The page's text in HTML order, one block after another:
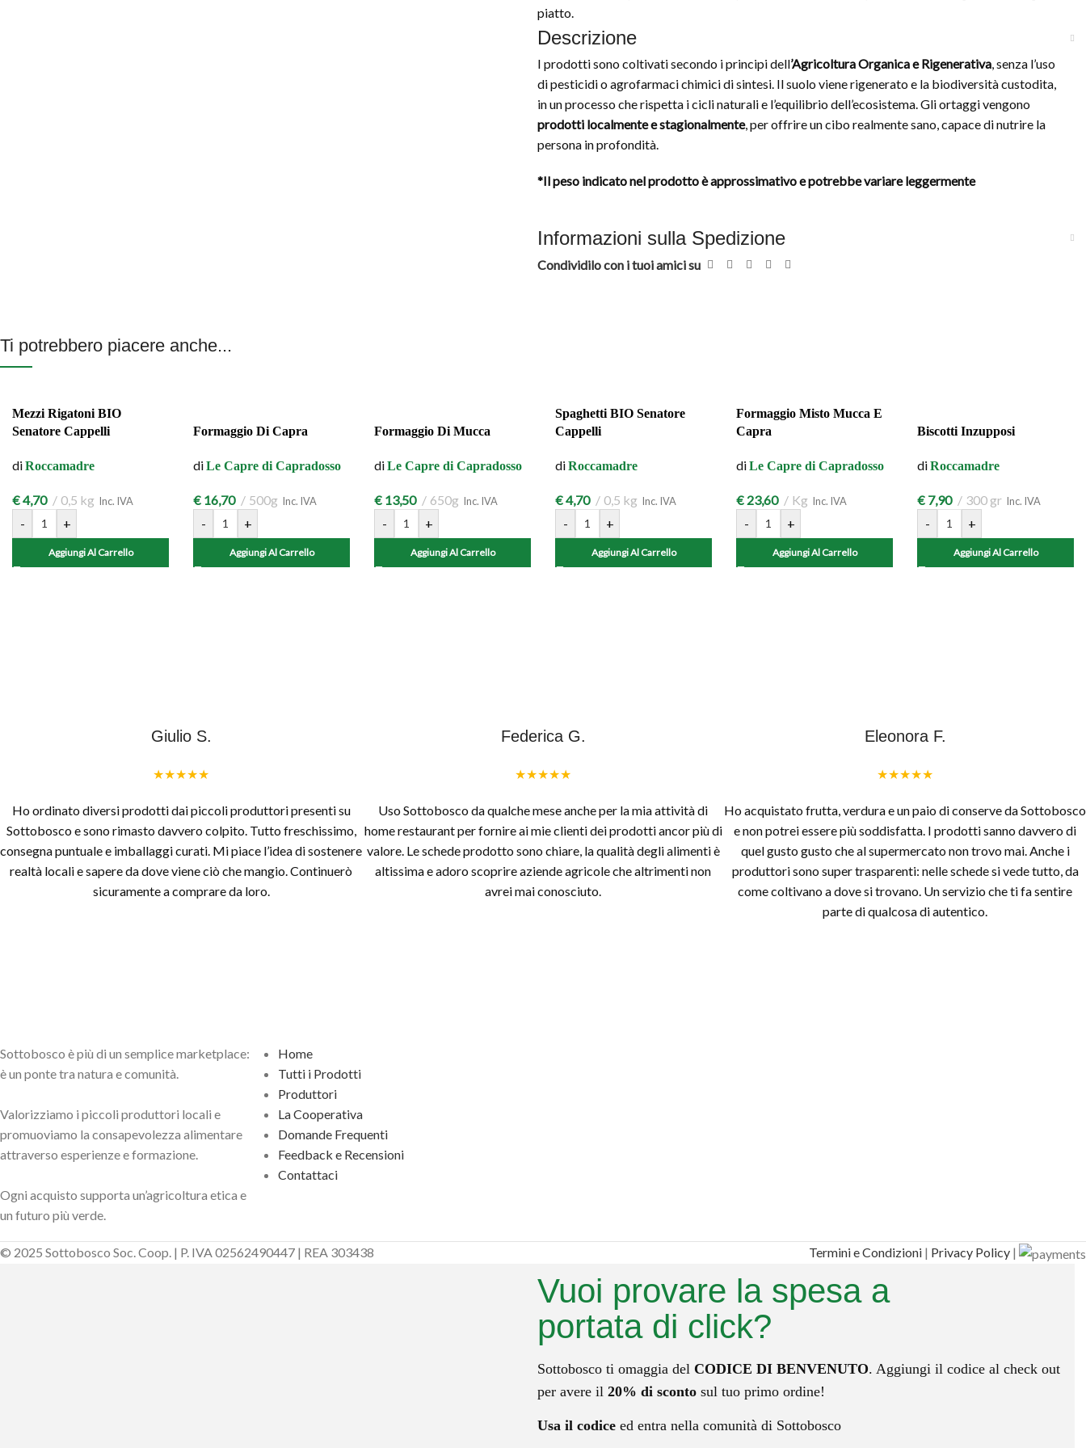
piatto.
Descrizione
I prodottisonocoltivatisecondo iprincipidell’AgricolturaOrganicaeRigenerativa senza l’uso
dipesticidioagrofarmacichimicidisintesi. Ilsuolovienerigeneratoe la biodiversitàcustodita,
inunprocessocherispetta iciclinaturalie l’equilibriodell’ecosistema. Gliortaggivengono
prodotti localmenteestagionalmente, peroffrireunciborealmentesano, capacedinutrire la
persona inprofondità.
*Il peso indicato nel prodotto è approssimativo e potrebbe variare leggermente
Informazioni sulla Spedizione
Condividilo con i tuoi amici su
Ti potrebbero piacere anche...
Mezzi Rigatoni BIO
Senatore Cappelli
diRoccamadre
€4,70 0,5 kg Inc. IVA
- +
Aggiungi Al Carrello
Formaggio Di Capra
diLe Capre di Capradosso
€ 16,70 500g Inc. IVA
- +
Aggiungi Al Carrello
Formaggio Di Mucca
diLe Capre di Capradosso
€ 13,50 650g Inc. IVA
- +
Aggiungi Al Carrello
Spaghetti BIO Senatore
Cappelli
diRoccamadre
€4,70 0,5 kg Inc. IVA
- +
Aggiungi Al Carrello
Formaggio Misto Mucca E
Capra
diLe Capre di Capradosso
€ 23,60 Kg Inc. IVA
- +
Aggiungi Al Carrello
Biscotti Inzupposi
diRoccamadre
€ 7,90 300 gr Inc. IVA
- +
Aggiungi Al Carrello
Giulio S.
★★★★★
Ho ordinato diversi prodotti dai piccoli produttori presenti su
Sottobosco e sono rimasto davvero colpito. Tutto freschissimo,
consegna puntuale e imballaggi curati. Mi piace l’idea di sostenere
realtà locali e sapere da dove viene ciò che mangio. Continuerò
sicuramente a comprare da loro.
Federica G.
★★★★★
Uso Sottobosco da qualche mese anche per la mia attività di
home restaurant per fornire ai mie clienti dei prodotti ancor più di
valore. Le schede prodotto sono chiare, la qualità degli alimenti è
altissima e adoro scoprire aziende agricole che altrimenti non
avrei mai conosciuto.
Eleonora F.
★★★★★
Ho acquistato frutta, verdura e un paio di conserve da Sottobosco
e non potrei essere più soddisfatta. I prodotti sanno davvero di
quel gusto gusto che al supermercato non trovo mai. Anche i
produttori sono super trasparenti: nelle schede si vede tutto, da
come coltivano a dove si trovano. Un servizio che ti fa sentire
parte di qualcosa di autentico.
Sottobosco è più di un semplice marketplace:
è un ponte tra natura e comunità.
Valorizziamo i piccoli produttori locali e
promuoviamo la consapevolezza alimentare
attraverso esperienze e formazione.
Ogni acquisto supporta un’agricoltura etica e
un futuro più verde.
Home
Tutti i Prodotti
Produttori
La Cooperativa
Domande Frequenti
Feedback e Recensioni
Contattaci
© 2025 Sottobosco Soc. Coop. | P. IVA 02562490447 | REA 303438 Termini e Condizioni | Privacy Policy |
Vuoi provare la spesa a
portata di click?
Sottobosco ti omaggia del CODICE DI BENVENUTO. Aggiungi il codice al check out
per avere il 20% di sconto sul tuo primo ordine!
Usa il codice ed entra nella comunità di Sottobosco